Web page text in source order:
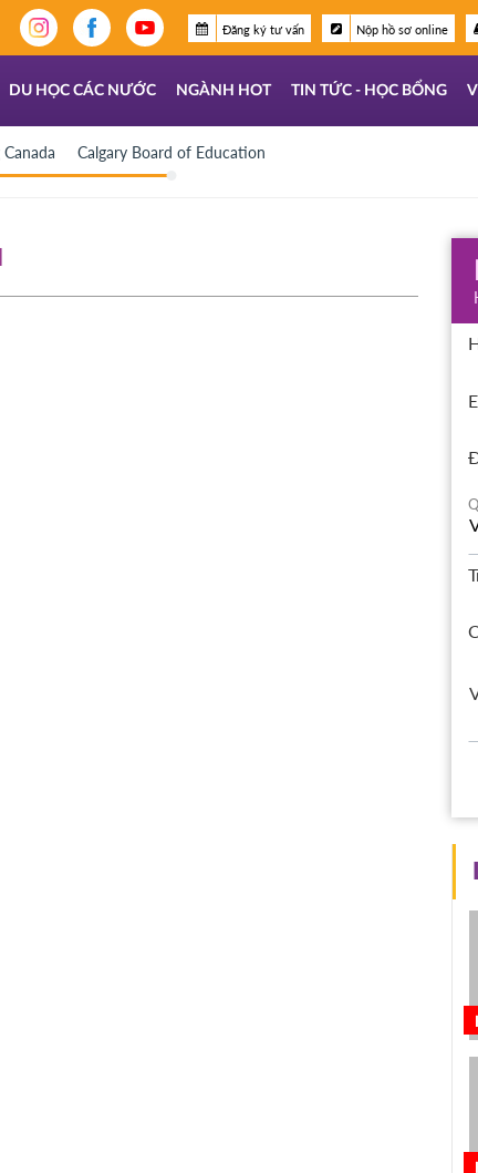
Đăng ký tư vấn Nộp hồ sơ online
DU HỌC CÁC NƯỚC NGÀNH HOT TIN TỨC - HỌC BỔNG
Calgary Board of Education